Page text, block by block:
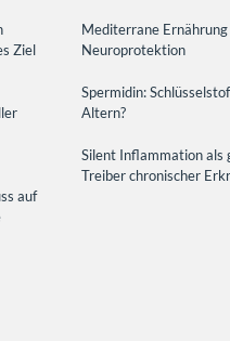
Ziel
auf
Mediterrane Ernährung
Neuroprotektion
Spermidin:
Altern?
Silent Inflammation als
Treiber chronischer